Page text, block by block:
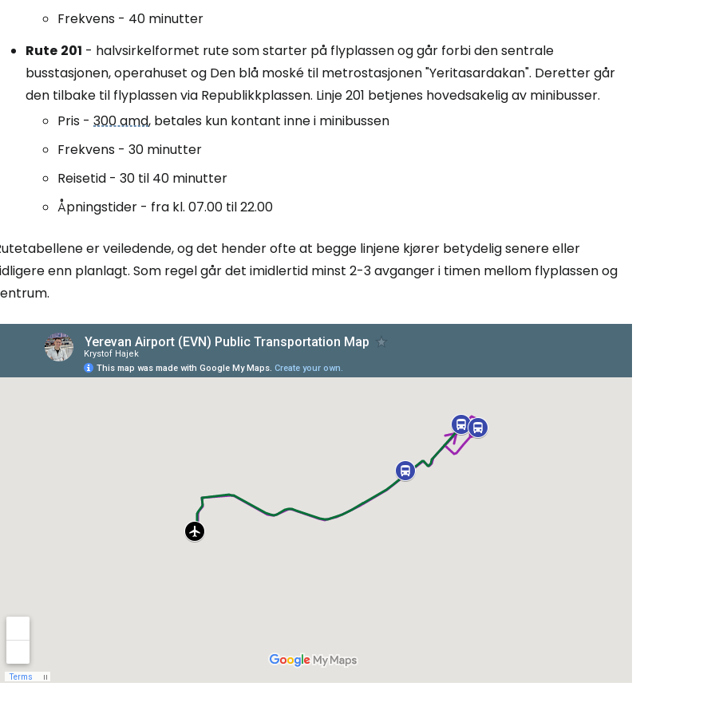
Frekvens - 40 minutter
Rute 201 - halvsirkelformet rute som starter på flyplassen og går forbi den sentrale
busstasjonen, operahuset og Den blå moské til metrostasjonen "Yeritasardakan". Deretter går
den tilbake til flyplassen via Republikkplassen. Linje 201 betjenes hovedsakelig av minibusser.
Pris - 300 amd, betales kun kontant inne i minibussen
Frekvens - 30 minutter
Reisetid - 30 til 40 minutter
Åpningstider - fra kl. 07.00 til 22.00
er veiledende, og det hender ofte at begge linjene kjører betydelig senere eller
enn planlagt. Som regel går det imidlertid minst 2-3 avganger i timen mellom flyplassen og
Logg inn på Cestee
... det verdensomspennende reisefellesskapet